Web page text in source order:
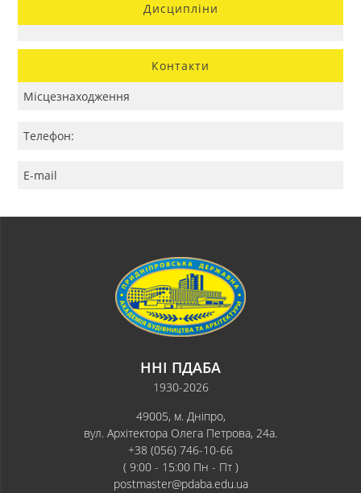
Дисципліни
Контакти
Місцезнаходження
Телефон:
E-mail
ННІ ПДАБА
1930-2026
49005, м. Дніпро,
вул. Архітектора Олега Петрова, 24а.
+38 (056) 746-10-66
( 9:00 - 15:00 Пн - Пт )
postmaster@pdaba.edu.ua